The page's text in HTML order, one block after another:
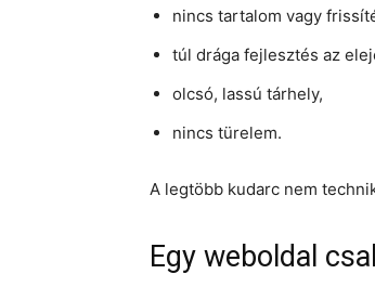
nincs tartalom vagy
túl drága fejlesztés az
olcsó, lassú tárhely,
nincs türelem.
A legtöbb kudarc nem
Egy weboldal